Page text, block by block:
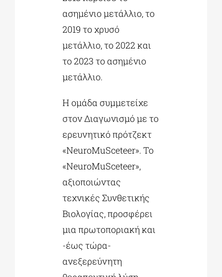
ασημένιο μετάλλιο, το
2019 το χρυσό
μετάλλιο, το 2022 και
το 2023 το ασημένιο
μετάλλιο.
Η ομάδα συμμετείχε
στον Διαγωνισμό με το
ερευνητικό πρότζεκτ
«NeuroMuSceteer». Το
«NeuroMuSceteer»,
αξιοποιώντας
τεχνικές Συνθετικής
Βιολογίας, προσφέρει
μια πρωτοποριακή και
-έως τώρα-
ανεξερεύνητη